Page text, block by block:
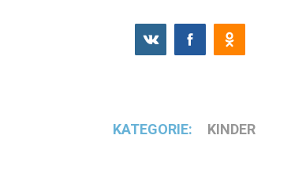
KATEGORIE: KINDER